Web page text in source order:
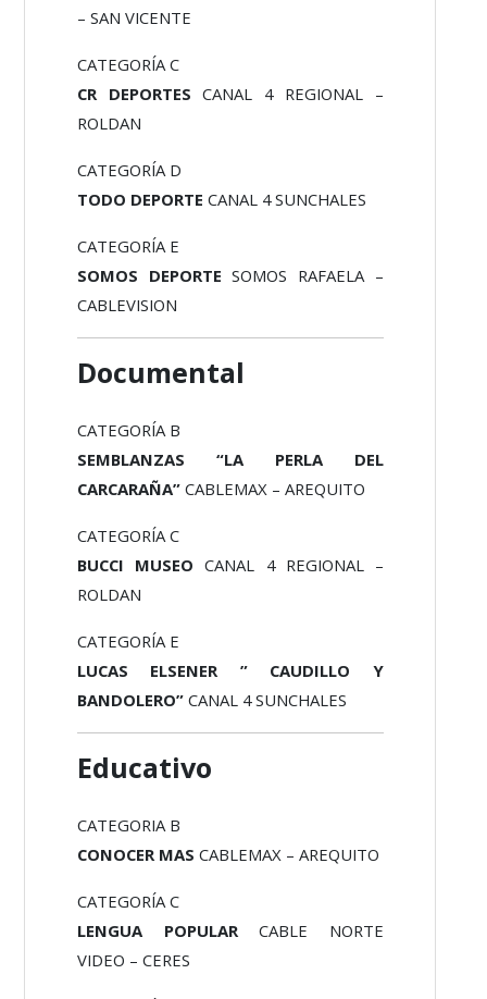
– SAN VICENTE
CATEGORÍA C
CR DEPORTES CANAL 4 REGIONAL –
ROLDAN
CATEGORÍA D
TODO DEPORTE CANAL 4 SUNCHALES
CATEGORÍA E
SOMOS DEPORTE SOMOS RAFAELA –
CABLEVISION
Documental
CATEGORÍA B
SEMBLANZAS “LA PERLA DEL
CARCARAÑA”CABLEMAX – AREQUITO
CATEGORÍA C
BUCCI MUSEO CANAL 4 REGIONAL –
ROLDAN
CATEGORÍA E
LUCAS ELSENER ” CAUDILLO Y
BANDOLERO”CANAL 4 SUNCHALES
Educativo
CATEGORIA B
CONOCER MAS CABLEMAX – AREQUITO
CATEGORÍA C
LENGUA POPULARCABLE NORTE
VIDEO – CERES